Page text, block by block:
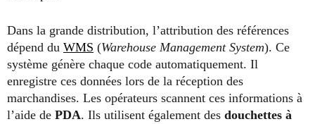
Dans la grande distribution, l’attribution des références
dépend du WMS (Warehouse Management System). Ce
système génère chaque code automatiquement. Il
enregistre ces données lors de la réception des
marchandises. Les opérateurs scannent ces informations à
l’aide de PDA. Ils utilisent également des douchettes à